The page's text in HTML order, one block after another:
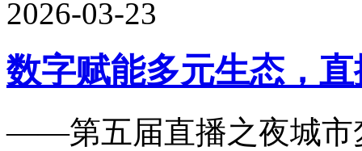
2026-03-23
数字赋能多元生态，
——第五届直播之夜城市